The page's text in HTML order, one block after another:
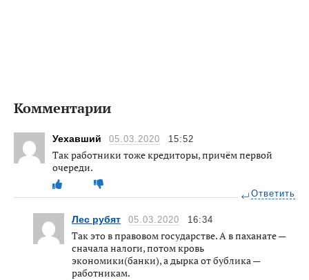
Комментарии
Уехавший 05.03.2020 15:52
Так работники тоже кредиторы, причём первой
очереди.
Ответить
Лес рубят 05.03.2020 16:34
Так это в правовом государстве. А в паханате —
сначала налоги, потом кровь
экономики(банки), а дырка от бублика —
работникам.